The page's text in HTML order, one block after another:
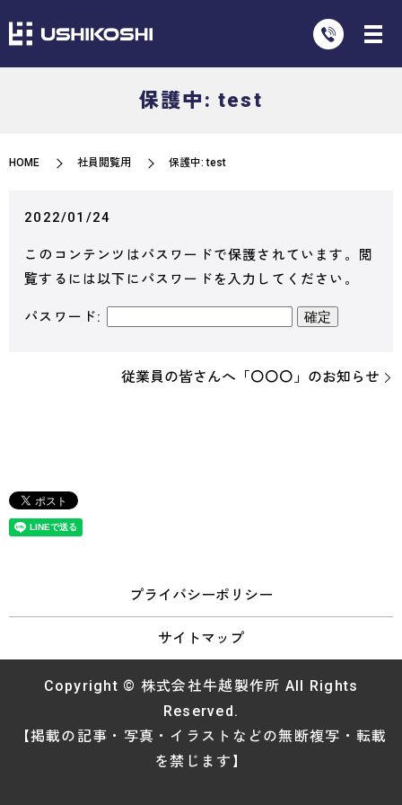
保護中: test
HOME 社員閲覧用 保護中: test
2022/01/24
このコンテンツはパスワードで保護されています。閲
覧するには以下にパスワードを入力してください。
パスワード:
従業員の皆さんへ「〇〇〇」のお知らせ
プライバシーポリシー
サイトマップ
Copyright © 株式会社牛越製作所 All Rights
Reserved.
【掲載の記事・写真・イラストなどの無断複写・転載
を禁じます】